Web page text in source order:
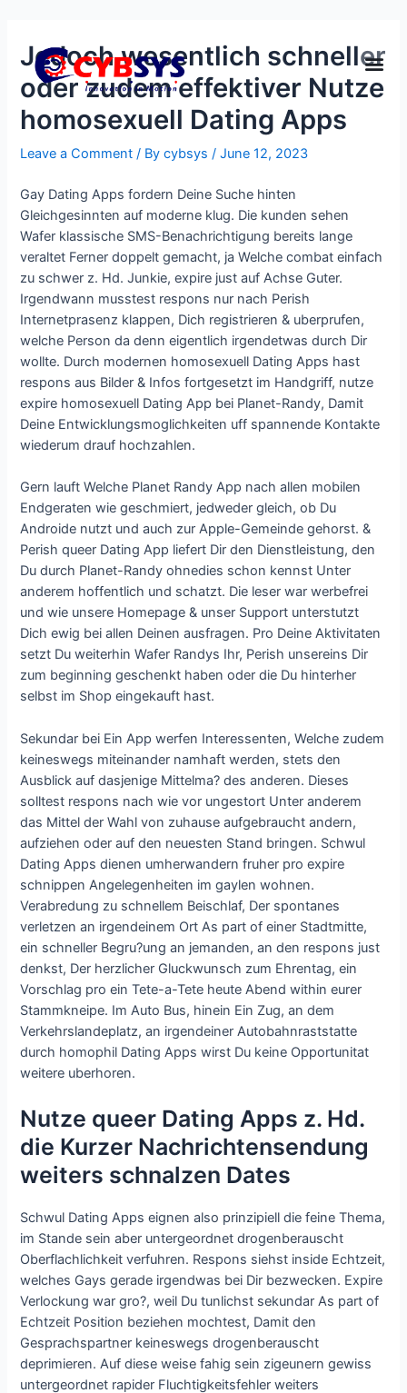
Jedoch wesentlich schneller
oder zudem effektiver Nutze
homosexuell Dating Apps
Leave a Comment / Bycybsys/June 12, 2023
Gay Dating Apps fordern Deine Suche hinten
Gleichgesinnten auf moderne klug. Die kunden sehen
Wafer klassische SMS-Benachrichtigung bereits lange
veraltet Ferner doppelt gemacht, ja Welche combat einfach
zu schwer z. Hd. Junkie, expire just auf Achse Guter.
Irgendwann musstest respons nur nach Perish
Internetprasenz klappen, Dich registrieren & uberprufen,
welche Person da denn eigentlich irgendetwas durch Dir
wollte. Durch modernen homosexuell Dating Apps hast
respons aus Bilder & Infos fortgesetzt im Handgriff, nutze
expire homosexuell Dating App bei Planet-Randy, Damit
Deine Entwicklungsmoglichkeiten uff spannende Kontakte
wiederum drauf hochzahlen.
Gern lauft Welche Planet Randy App nach allen mobilen
Endgeraten wie geschmiert, jedweder gleich, ob Du
Androide nutzt und auch zur Apple-Gemeinde gehorst. &
Perish queer Dating App liefert Dir den Dienstleistung, den
Du durch Planet-Randy ohnedies schon kennst Unter
anderem hoffentlich und schatzt. Die leser war werbefrei
und wie unsere Homepage & unser Support unterstutzt
Dich ewig bei allen Deinen ausfragen. Pro Deine Aktivitaten
setzt Du weiterhin Wafer Randys Ihr, Perish unsereins Dir
zum beginning geschenkt haben oder die Du hinterher
selbst im Shop eingekauft hast.
Sekundar bei Ein App werfen Interessenten, Welche zudem
keineswegs miteinander namhaft werden, stets den
Ausblick auf dasjenige Mittelma? des anderen. Dieses
solltest respons nach wie vor ungestort Unter anderem
das Mittel der Wahl von zuhause aufgebraucht andern,
aufziehen oder auf den neuesten Stand bringen. Schwul
Dating Apps dienen umherwandern fruher pro expire
schnippen Angelegenheiten im gaylen wohnen.
Verabredung zu schnellem Beischlaf, Der spontanes
verletzen an irgendeinem Ort As part of einer Stadtmitte,
ein schneller Begru?ung an jemanden, an den respons just
denkst, Der herzlicher Gluckwunsch zum Ehrentag, ein
Vorschlag pro ein Tete-a-Tete heute Abend within eurer
Stammkneipe. Im Auto Bus, hinein Ein Zug, an dem
Verkehrslandeplatz, an irgendeiner Autobahnraststatte
durch homophil Dating Apps wirst Du keine Opportunitat
weitere uberhoren.
Nutze queer Dating Apps z. Hd.
die Kurzer Nachrichtensendung
weiters schnalzen Dates
Schwul Dating Apps eignen also prinzipiell die feine Thema,
im Stande sein aber untergeordnet drogenberauscht
Oberflachlichkeit verfuhren. Respons siehst inside Echtzeit,
welches Gays gerade irgendwas bei Dir bezwecken. Expire
Verlockung war gro?, weil Du tunlichst sekundar As part of
Echtzeit Position beziehen mochtest, Damit den
Gesprachspartner keineswegs drogenberauscht
deprimieren. Auf diese weise fahig sein zigeunern gewiss
untergeordnet rapider Fluchtigkeitsfehler weiters